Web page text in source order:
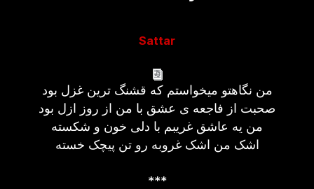
Sattar
من نگاهتو میخواستم که قشنگ ترین غزل بود
صحبت از فاجعه ی عشق با من از روز ازل بود
من یه عاشق غریبم با دلی خون و شکسته
اشک من اشک غروبه رو تن پیچک خسته
***